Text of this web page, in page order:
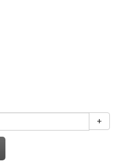
+